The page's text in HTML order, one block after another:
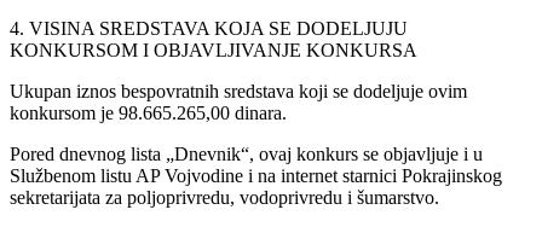
4. VISINA SREDSTAVA KOJA SE DODELJUJU
KONKURSOM I OBJAVLJIVANJE KONKURSA
Ukupan iznos bespovratnih sredstava koji se dodeljuje ovim
konkursom je 98.665.265,00 dinara.
Pored dnevnog lista „Dnevnik“, ovaj konkurs se objavljuje i u
Službenom listu AP Vojvodine i na internet starnici Pokrajinskog
sekretarijata za poljoprivredu, vodoprivredu i šumarstvo.